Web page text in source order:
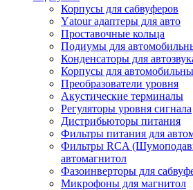
Корпусы для сабвуферов
Yаtour адаптеры для авто
Проставочные кольца
Подиумы для
Конденсаторы для
Корпусы для
Преобразователи уровня
Акустические терминалы
Регуляторы уровня сигнала
Дистрибьюторы питания
Фильтры питания для
Фильтры RCA
автомагнитол
Фазоинверторы для
Микрофоны для магнитол